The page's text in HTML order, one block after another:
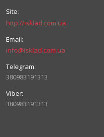
http://isklad.com.ua
info@isklad.com.ua
380983191313
380983191313